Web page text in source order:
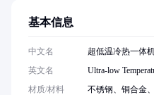
基本信息
中文名
超低温冷热一体
英文名
Ultra-low
材质/材料
不锈钢、铜合金